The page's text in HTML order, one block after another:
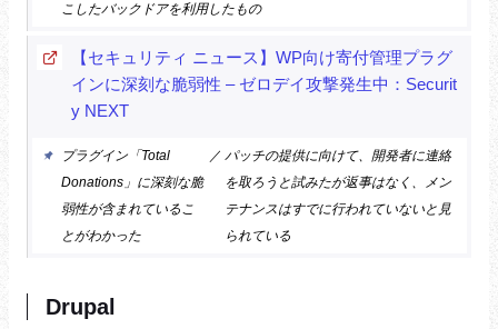
こしたバックドアを利用したもの
【セキュリティ ニュース】WP向け寄付管理プラグ
インに深刻な脆弱性 – ゼロデイ攻撃発生中：Securit
y NEXT
プラグイン「Total
Donations」に深刻な脆
弱性が含まれているこ
とがわかった
／ パッチの提供に向けて、開発者に連絡
を取ろうと試みたが返事はなく、メン
テナンスはすでに行われていないと見
られている
Drupal